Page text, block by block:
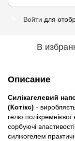
Войти для
В
Описание
Силікагелевий
(Котікс) -
гелю
сорбуючі
силікогелем